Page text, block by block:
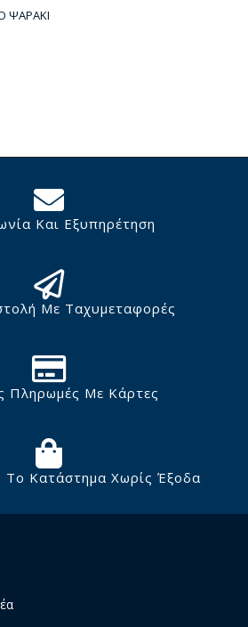
ΨΑΡΑΚΙ
Και Εξυπηρέτηση
Με Ταχυμεταφορές
Πληρωμές Με Κάρτες
Κατάστημα Χωρίς Έξοδα